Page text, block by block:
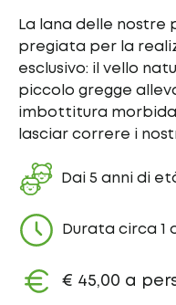
La lana delle
pregiata per la
esclusivo: il vello
piccolo gregge
imbottitura
lasciar correre i
Dai 5 anni di
Durata circa 1
€ 45,00 a